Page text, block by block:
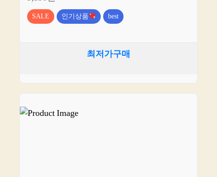
SALE 인기상품 best
최저가구매